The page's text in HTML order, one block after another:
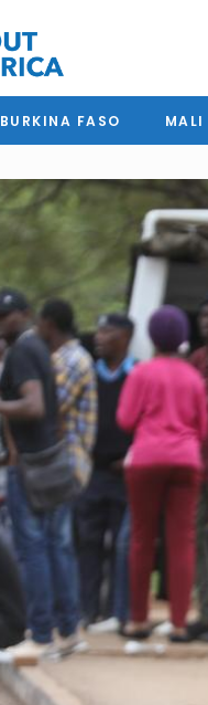
BURKINA FASO MALI